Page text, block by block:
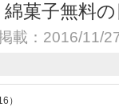
菓子無料
載：2016/11/
）